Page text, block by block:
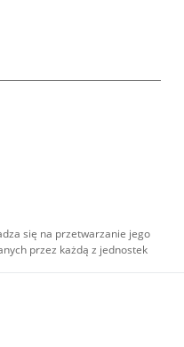
się na przetwarzanie jego
przez każdą z jednostek